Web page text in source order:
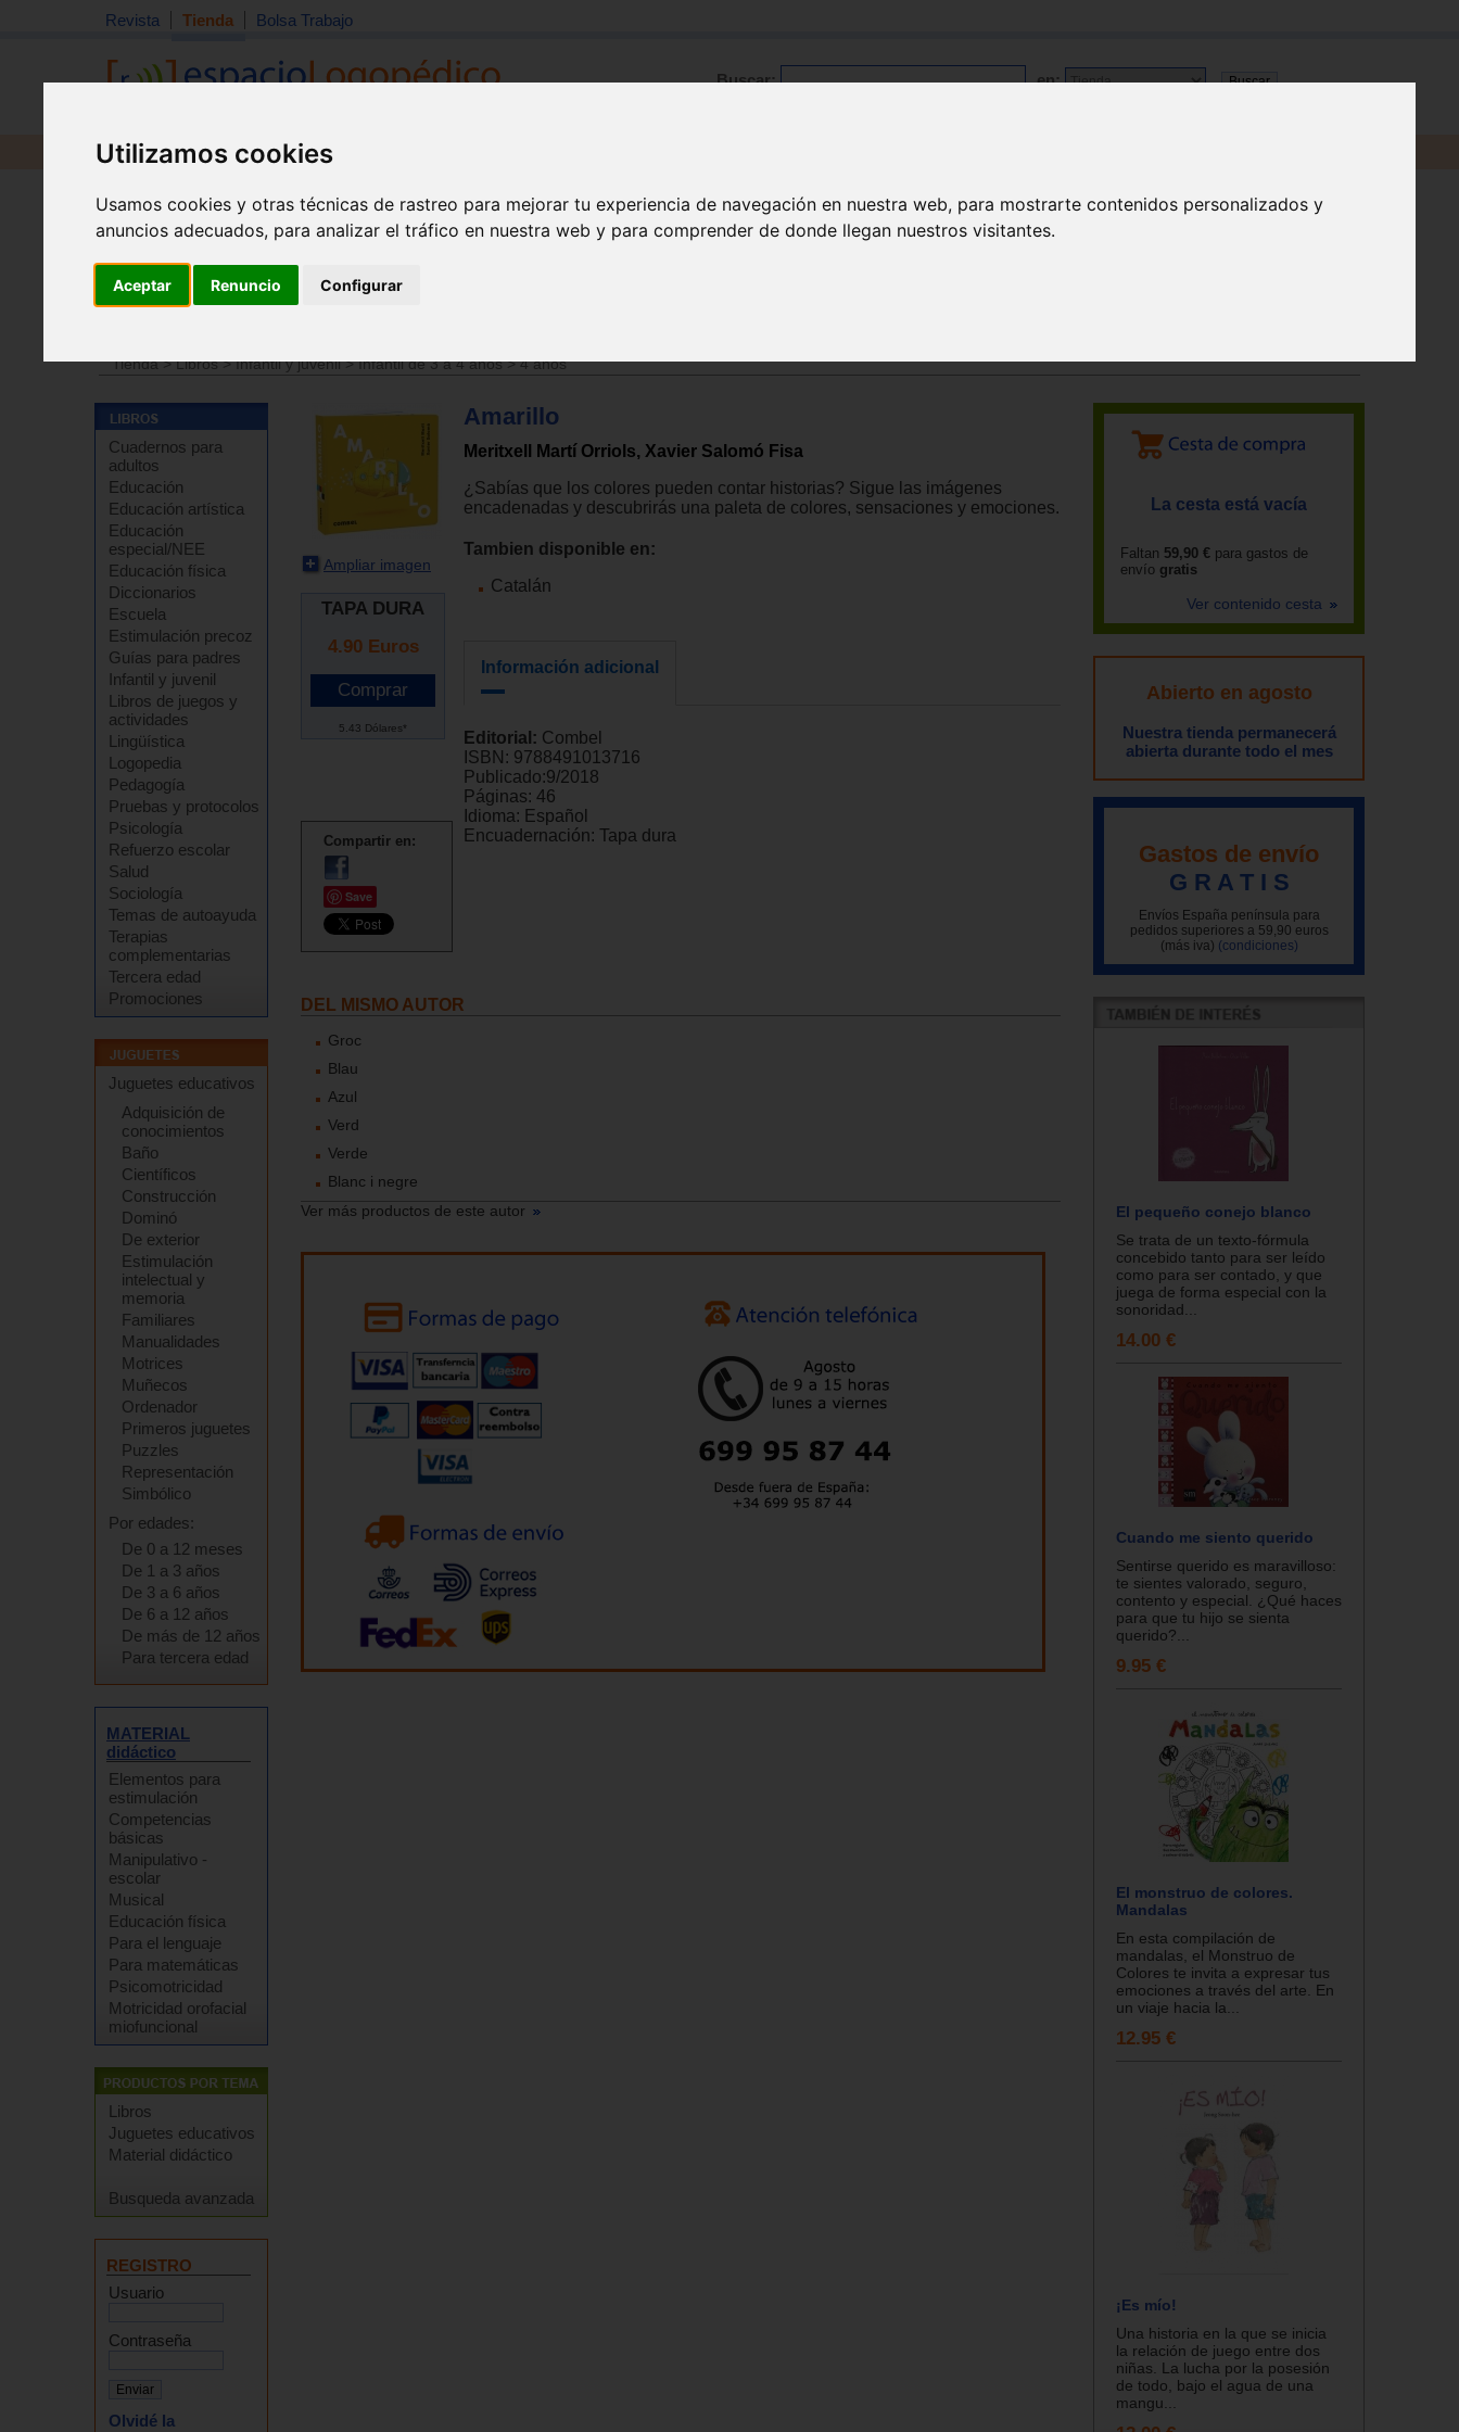
Utilizamos cookies
Usamos cookies y otras técnicas de rastreo para mejorar tu experiencia de navegación en nuestra web, para mostrarte contenidos personalizados y
anuncios adecuados, para analizar el tráfico en nuestra web y para comprender de donde llegan nuestros visitantes.
Aceptar Renuncio Configurar
Revista Tienda Bolsa Trabajo
Buscar: en:
Revista Libros Material
Tienda>Libros>Infantil y juvenil>Infantil de 3 a 4 años>4 años
Cuadernos para
adultos
Educación
Educación artística
Educación
especial/NEE
Educación física
Diccionarios
Escuela
Estimulación precoz
Guías para padres
Infantil y juvenil
Libros de juegos y
actividades
Lingüística
Logopedia
Pedagogía
Pruebas y protocolos
Psicología
Refuerzo escolar
Salud
Sociología
Temas de autoayuda
Terapias
complementarias
Tercera edad
Promociones
Juguetes educativos
Adquisición de
conocimientos
Baño
Científicos
Construcción
Dominó
De exterior
Estimulación
intelectual y
memoria
Familiares
Manualidades
Motrices
Muñecos
Ordenador
Primeros juguetes
Puzzles
Representación
Simbólico
Por edades:
De 0 a 12 meses
De 1 a 3 años
De 3 a 6 años
De 6 a 12 años
De más de 12 años
Para tercera edad
MATERIAL
didáctico
Elementos para
estimulación
Competencias
básicas
Manipulativo -
escolar
Musical
Educación física
Para el lenguaje
Para matemáticas
Psicomotricidad
Motricidad orofacial
miofuncional
Libros
Juguetes educativos
Material didáctico
Busqueda avanzada
REGISTRO
Usuario
Contraseña
Olvidé la
Ampliar imagen
TAPA DURA
4.90 Euros
5.43 Dólares*
Compartir en:
Save
Amarillo
Meritxell Martí Orriols, Xavier Salomó Fisa
¿Sabías que los colores pueden contar historias? Sigue las imágenes
encadenadas y descubrirás una paleta de colores, sensaciones y emociones.
Tambien disponible en:
Catalán
Información adicional
Editorial: Combel
ISBN: 9788491013716
Publicado:9/2018
Páginas: 46
Idioma: Español
Encuadernación: Tapa dura
DEL MISMO AUTOR
Groc
Blau
Azul
Verd
Verde
Blanc i negre
Ver más productos de este autor
La cesta está vacía
Faltan 59,90 € para gastos de
envío gratis
Ver contenido cesta
Abierto en agosto
Nuestra tienda permanecerá
abierta durante todo el mes
Gastos de envío
G R A T I S
Envíos España península para
pedidos superiores a 59,90 euros
(más iva) (condiciones)
El pequeño conejo blanco
Se trata de un texto-fórmula
concebido tanto para ser leído
como para ser contado, y que
juega de forma especial con la
sonoridad...
14.00 €
Cuando me siento querido
Sentirse querido es maravilloso:
te sientes valorado, seguro,
contento y especial. ¿Qué haces
para que tu hijo se sienta
querido?...
9.95 €
El monstruo de colores.
Mandalas
En esta compilación de
mandalas, el Monstruo de
Colores te invita a expresar tus
emociones a través del arte. En
un viaje hacia la...
12.95 €
¡Es mío!
Una historia en la que se inicia
la relación de juego entre dos
niñas. La lucha por la posesión
de todo, bajo el agua de una
mangu...